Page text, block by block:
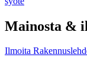
Mainosta &
Ilmoita